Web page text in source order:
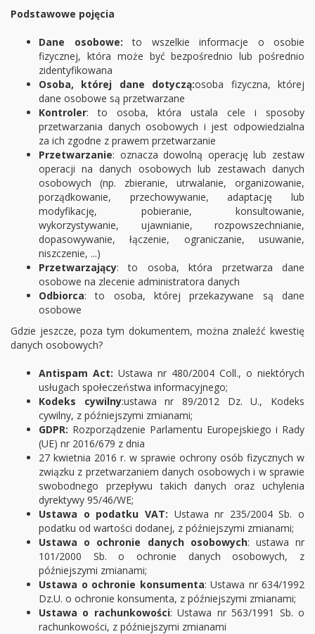
Podstawowe pojęcia
Dane osobowe: to wszelkie informacje o osobie
fizycznej, która może być bezpośrednio lub pośrednio
zidentyfikowana
Osoba, której dane dotyczą:osoba fizyczna, której
dane osobowe są przetwarzane
Kontroler: to osoba, która ustala cele i sposoby
przetwarzania danych osobowych i jest odpowiedzialna
za ich zgodne z prawem przetwarzanie
Przetwarzanie: oznacza dowolną operację lub zestaw
operacji na danych osobowych lub zestawach danych
osobowych (np. zbieranie, utrwalanie, organizowanie,
porządkowanie, przechowywanie, adaptację lub
modyfikację, pobieranie, konsultowanie,
wykorzystywanie, ujawnianie, rozpowszechnianie,
dopasowywanie, łączenie, ograniczanie, usuwanie,
niszczenie, ...)
Przetwarzający: to osoba, która przetwarza dane
osobowe na zlecenie administratora danych
Odbiorca: to osoba, której przekazywane są dane
osobowe
Gdzie jeszcze, poza tym dokumentem, można znaleźć kwestię
danych osobowych?
Antispam Act: Ustawa nr 480/2004 Coll., o niektórych
usługach społeczeństwa informacyjnego;
Kodeks cywilny:ustawa nr 89/2012 Dz. U., Kodeks
cywilny, z późniejszymi zmianami;
GDPR: Rozporządzenie Parlamentu Europejskiego i Rady
(UE) nr 2016/679 z dnia
27 kwietnia 2016 r. w sprawie ochrony osób fizycznych w
związku z przetwarzaniem danych osobowych i w sprawie
swobodnego przepływu takich danych oraz uchylenia
dyrektywy 95/46/WE;
Ustawa o podatku VAT: Ustawa nr 235/2004 Sb. o
podatku od wartości dodanej, z późniejszymi zmianami;
Ustawa o ochronie danych osobowych: ustawa nr
101/2000 Sb. o ochronie danych osobowych, z
późniejszymi zmianami;
Ustawa o ochronie konsumenta: Ustawa nr 634/1992
Dz.U. o ochronie konsumenta, z późniejszymi zmianami;
Ustawa o rachunkowości: Ustawa nr 563/1991 Sb. o
rachunkowości, z późniejszymi zmianami